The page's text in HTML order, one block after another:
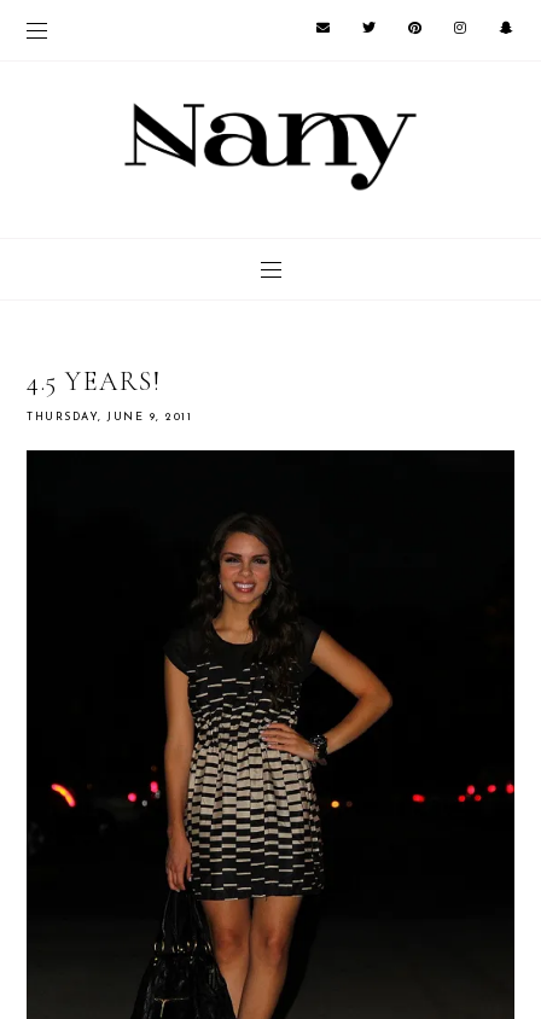
4.5 YEARS!
THURSDAY, JUNE 9, 2011